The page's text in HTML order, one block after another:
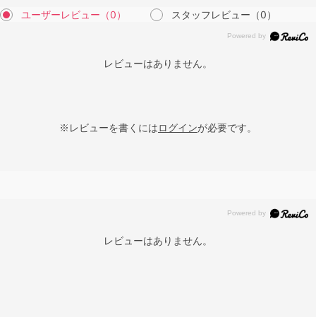
ユーザーレビュー （0） スタッフレビュー （0）
レビューはありません。
※レビューを書くにはログインが必要です。
レビューはありません。